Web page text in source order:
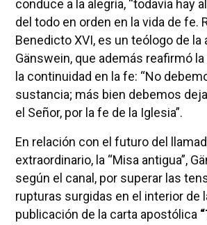
conduce a la alegría, “todavía hay
del todo en orden en la vida de fe.
Benedicto XVI, es un teólogo de la
Gänswein, que además reafirmó
la continuidad en la fe: “No
sustancia; más bien debemos
el Señor, por la fe de la Iglesia”.
En relación con el futuro del
extraordinario, la “Misa antigua”,
según el canal, por superar las
rupturas surgidas en el interior de
publicación de la carta apostólica